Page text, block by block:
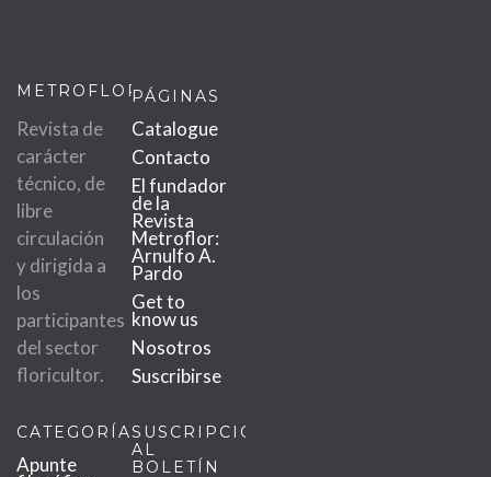
METROFLOR
Revista de
carácter
técnico, de
libre
circulación
y dirigida a
los
participantes
del sector
floricultor.
PÁGINAS
Catalogue
Contacto
El fundador
de la
Revista
Metroflor:
Arnulfo A.
Pardo
Get to
know us
Nosotros
Suscribirse
CATEGORÍAS
Apunte
SUSCRIPCIÓN
AL
BOLETÍN